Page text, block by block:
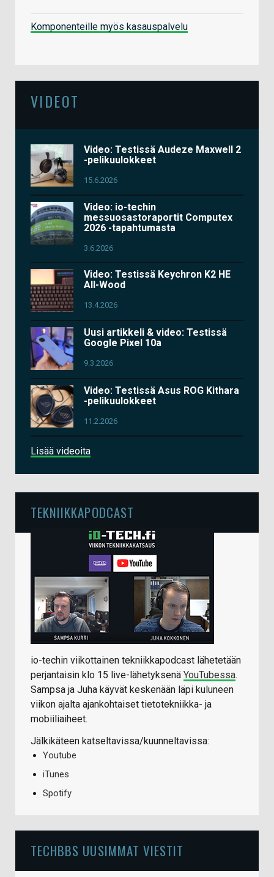
Komponenteille myös kasauspalvelu
VIDEOT
Video: Testissä Audeze Maxwell 2
-pelikuulokkeet
15.6.2026
Video: io-techin
messuosastoraportit Computex
2026 -tapahtumasta
3.6.2026
Video: Testissä Keychron K2 HE
All-Wood
13.4.2026
Uusi artikkeli & video: Testissä
Google Pixel 10a
9.3.2026
Video: Testissä Asus ROG Kithara
-pelikuulokkeet
11.2.2026
Lisää videoita
TEKNIIKKAPODCAST
io-techin viikottainen tekniikkapodcast lähetetään
perjantaisin klo 15 live-lähetyksenä YouTubessa.
Sampsa ja Juha käyvät keskenään läpi kuluneen
viikon ajalta ajankohtaiset tietotekniikka- ja
mobiiliaiheet.
Jälkikäteen katseltavissa/kuunneltavissa:
Youtube
iTunes
Spotify
TECHBBS UUSIMMAT VIESTIT